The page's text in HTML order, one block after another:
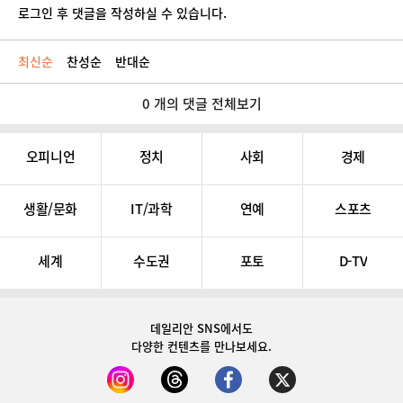
로그인 후 댓글을 작성하실 수 있습니다.
최신순 찬성순 반대순
0 개의 댓글 전체보기
오피니언 정치 사회 경제
생활/문화 IT/과학 연예 스포츠
세계 수도권 포토 D-TV
데일리안 SNS에서도
다양한 컨텐츠를 만나보세요.